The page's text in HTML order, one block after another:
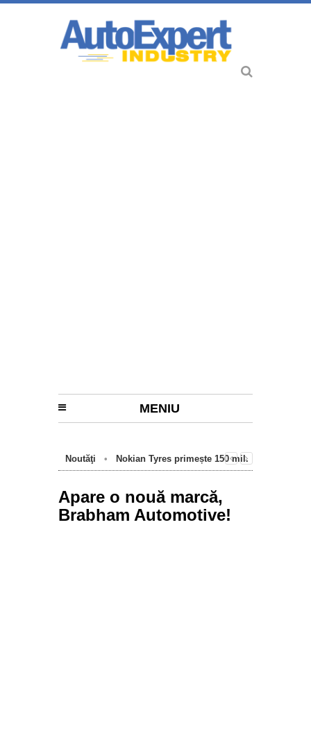
MENIU
Noutăţi •
Nokian Tyres primește 150 mil.
cu emisii zero de la Oradea
Apare o nouă marcă,
Brabham Automotive!